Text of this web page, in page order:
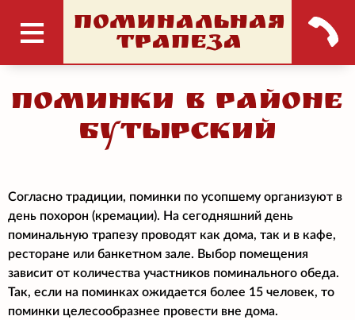
ПОМИНАЛЬНАЯ
ТРАПЕЗА
Поминки в районе
Бутырский
Согласно традиции, поминки по усопшему организуют в
день похорон (кремации). На сегодняшний день
поминальную трапезу проводят как дома, так и в кафе,
ресторане или банкетном зале. Выбор помещения
зависит от количества участников поминального обеда.
Так, если на поминках ожидается более 15 человек, то
поминки целесообразнее провести вне дома.